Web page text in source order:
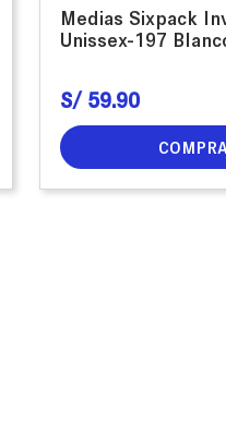
Medias Sixpack
Unissex-197
S/ 59.90